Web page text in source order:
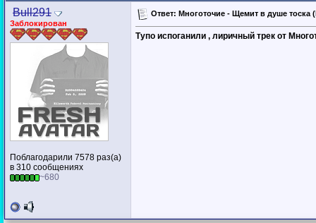
Bull291
Заблокирован
Поблагодарили 7578 раз(а)
в 310 сообщениях
~680
Ответ: Многоточие - Щемит в душе тоска
Тупо испоганили , лиричный трек от